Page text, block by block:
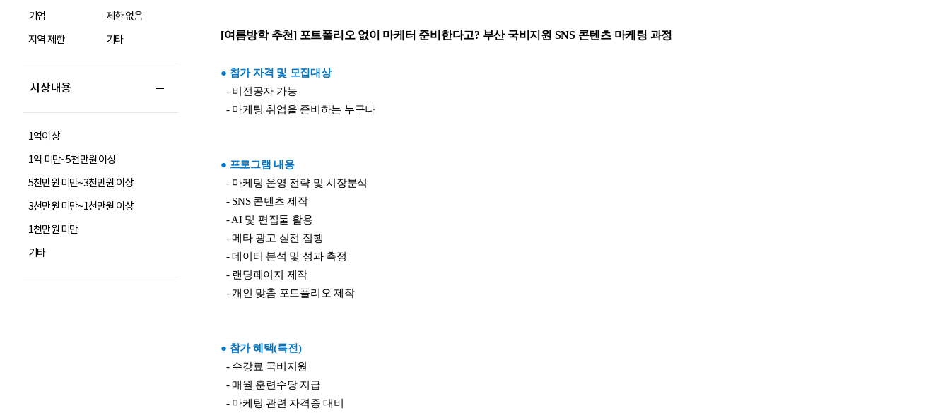
기업
제한 없음
지역 제한
기타
시상내용
1억이상
1억 미만~5천만원 이상
5천만원 미만~3천만원 이상
3천만원 미만~1천만원 이상
1천만원 미만
기타